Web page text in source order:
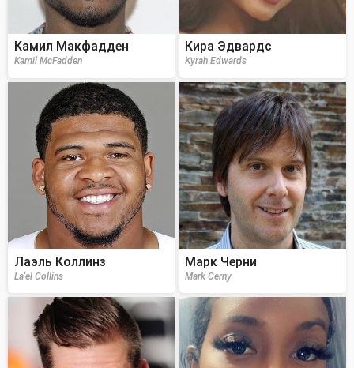
Камил Макфадден
Kamil McFadden
Кира Эдвардс
Kyrah Edwards
Лаэль Коллинз
La'el Collins
Марк Черни
Mark Cerny